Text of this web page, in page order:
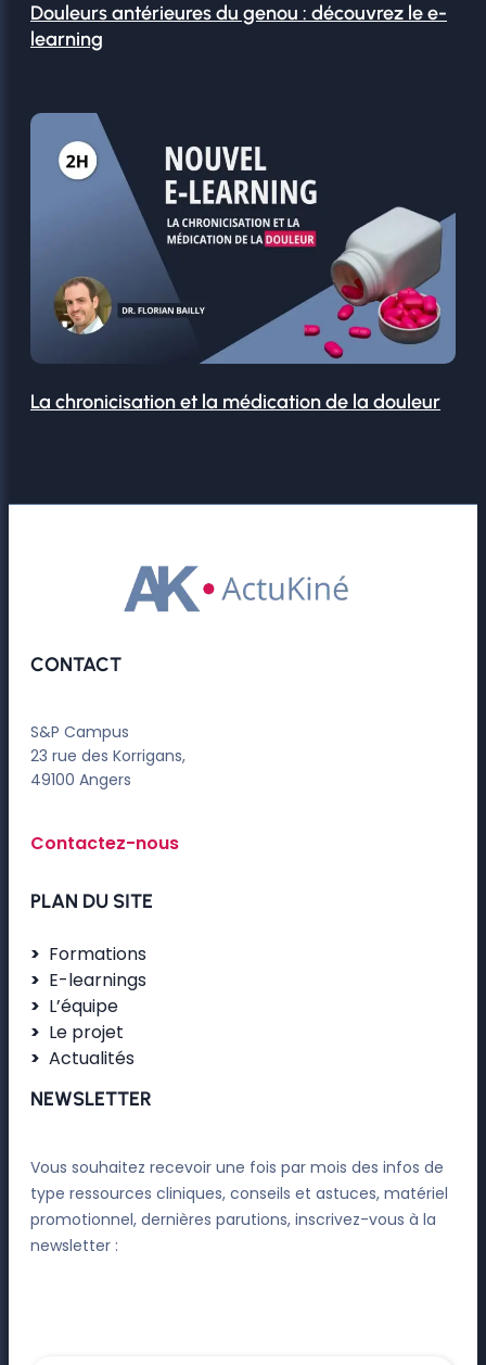
Douleurs antérieures du genou : découvrez le e-
learning
La chronicisation et la médication de la douleur
CONTACT
S&P Campus
23 rue des Korrigans,
49100 Angers
Contactez-nous
PLAN DU SITE
Formations
E-learnings
L’équipe
Le projet
Actualités
NEWSLETTER
Vous souhaitez recevoir une fois par mois des infos de
type ressources cliniques, conseils et astuces, matériel
promotionnel, dernières parutions, inscrivez-vous à la
newsletter :